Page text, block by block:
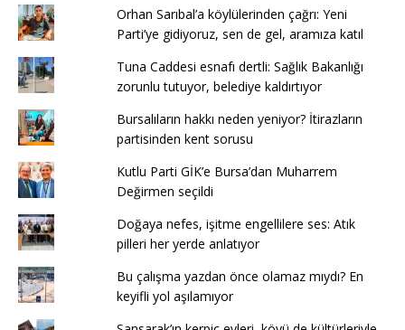
Orhan Sarıbal’a köylülerinden çağrı: Yeni
Parti’ye gidiyoruz, sen de gel, aramıza katıl
Tuna Caddesi esnafı dertli: Sağlık Bakanlığı
zorunlu tutuyor, belediye kaldırtıyor
Bursalıların hakkı neden yeniyor? İtirazların
partisinden kent sorusu
Kutlu Parti GİK’e Bursa’dan Muharrem
Değirmen seçildi
Doğaya nefes, işitme engellilere ses: Atık
pilleri her yerde anlatıyor
Bu çalışma yazdan önce olamaz mıydı? En
keyifli yol aşılamıyor